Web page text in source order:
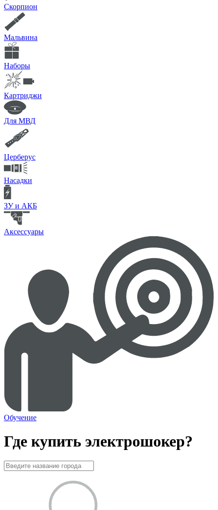
Скорпион
Мальвина
Наборы
Картриджи
Для МВД
Церберус
Насадки
ЗУ и АКБ
Аксессуары
Обучение
Где купить электрошокер?